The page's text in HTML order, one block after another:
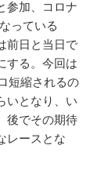
参加、コロナ
っている
前日と当日で
する。今回は
短縮されるの
いとなり、い
後でその期待
レースとな